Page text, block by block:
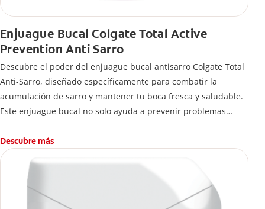
Enjuague Bucal Colgate Total Active
Prevention Anti Sarro
Descubre el poder del enjuague bucal antisarro Colgate Total
Anti-Sarro, diseñado específicamente para combatir la
acumulación de sarro y mantener tu boca fresca y saludable.
Este enjuague bucal no solo ayuda a prevenir problemas
Descubre más